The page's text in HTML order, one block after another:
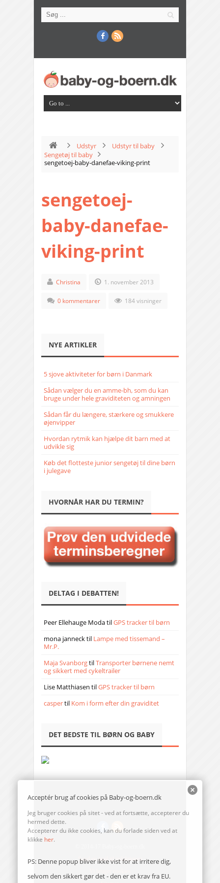
Udstyr
Udstyr til baby
Sengetøj til baby
sengetoej-baby-danefae-viking-print
sengetoej-
baby-danefae-
viking-print
Christina 1. november 2013
0 kommentarer 184 visninger
NYE ARTIKLER
5 sjove aktiviteter for børn i Danmark
Sådan vælger du en amme-bh, som du kan
bruge under hele graviditeten og amningen
Sådan får du længere, stærkere og smukkere
øjenvipper
Hvordan rytmik kan hjælpe dit barn med at
udvikle sig
Køb det flotteste junior sengetøj til dine børn
i julegave
HVORNÅR HAR DU TERMIN?
DELTAG I DEBATTEN!
Peer Ellehauge ModatilGPS tracker til børn
mona jannecktil Lampe med tissemand –
Mr.P.
Maja SvanborgtilTransporter børnene nemt
og sikkert med cykeltrailer
Lise Matthiasen tilGPS tracker til børn
caspertil Kom i form efter din graviditet
DET BEDSTE TIL BØRN OG BABY
Send en mail til redaktionen
Acceptér brug af cookies på Baby-og-boern.dk
Jeg bruger cookies på sitet - ved at fortsætte, accepterer du
hermed dette.
Accepterer du ikke cookies, kan du forlade siden ved at
klikke her.
PS: Denne popup bliver ikke vist for at irritere dig,
selvom den sikkert gør det - den er et krav fra EU.